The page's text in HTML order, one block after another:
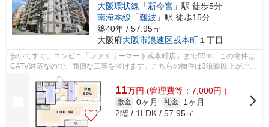
大阪環状線 「新今宮 」駅 徒歩5分
南海本線 「難波 」駅 徒歩15分
築40年 / 57.95㎡
大阪府大阪市浪速区戎本町 １丁目
歩いてすぐ。コンビニ「ファミリーマート戎本町店」まで55m。この物件は
CATV対応なので、面倒な工事を省けます。こちらの物件は3沿線以上がご利
用いただけます。ゴミ出し24時間OKの物...
11万円 (管理費等：7,000円 )
敷金 0ヶ月 礼金
1ヶ月
2階 / 1LDK / 57.95㎡